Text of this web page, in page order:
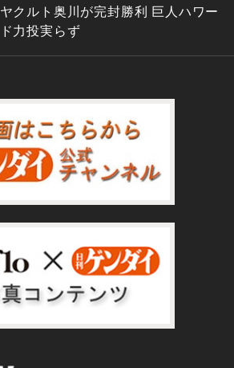
ヤクルト奥川が完封勝利 巨人ハワー
ド力投実らず